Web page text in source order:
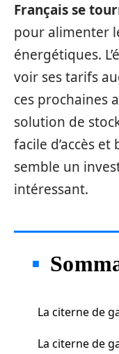
Français se
pour alimenter
énergétiques.
voir ses tarifs
ces prochaines
solution de
facile d’accès
semble un
intéressant.
La citerne de
La citerne de